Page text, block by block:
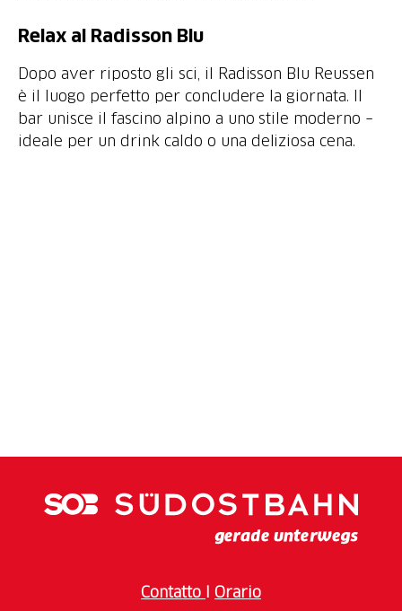
Relax al Radisson Blu
Dopo aver riposto gli sci, il Radisson Blu Reussen
è il luogo perfetto per concludere la giornata. Il
bar unisce il fascino alpino a uno stile moderno –
ideale per un drink caldo o una deliziosa cena.
Contatto I Orario